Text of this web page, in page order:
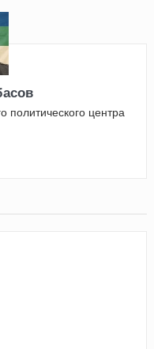
политического центра